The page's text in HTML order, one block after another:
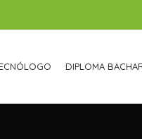
DIPLOMA